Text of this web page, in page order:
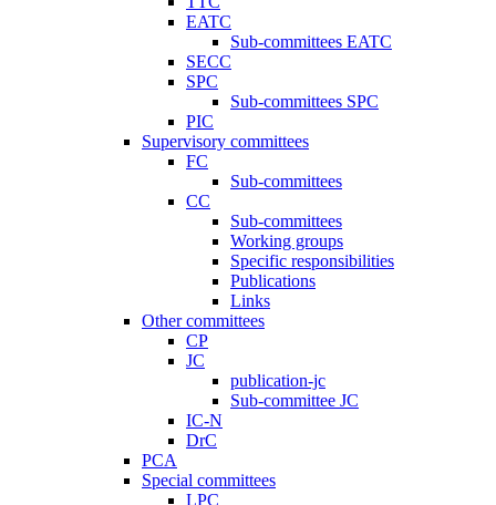
EATC
Sub-committees EATC
SECC
SPC
Sub-committees SPC
PIC
Supervisory committees
FC
Sub-committees
CC
Sub-committees
Working groups
Specific responsibilities
Publications
Links
Other committees
CP
JC
publication-jc
Sub-committee JC
IC-N
DrC
PCA
Special committees
LPC